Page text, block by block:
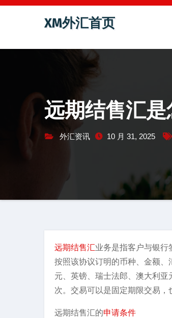
跳
容
XM外汇首页
远期结售汇
外汇资讯 10 月 31, 2025
远期结售汇业务是指客户与银
按照该协议订明的币种、金额
元、英镑、瑞士法郎、澳大利
次。交易可以是固定期限交易，
远期结售汇的申请条件